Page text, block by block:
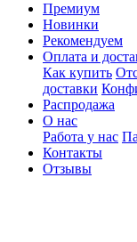
Премиум
Новинки
Рекомендуем
Оплата и
Как купить
доставки
Распродажа
О нас
Работа у нас
Контакты
Отзывы